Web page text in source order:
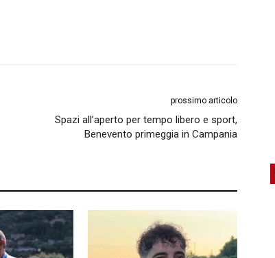
prossimo articolo
Spazi all’aperto per tempo libero e sport,
Benevento primeggia in Campania